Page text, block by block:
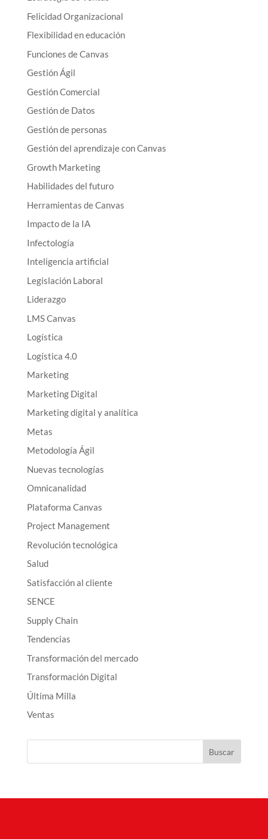
Felicidad Organizacional
Flexibilidad en educación
Funciones de Canvas
Gestión Ágil
Gestión Comercial
Gestión de Datos
Gestión de personas
Gestión del aprendizaje con Canvas
Growth Marketing
Habilidades del futuro
Herramientas de Canvas
Impacto de la IA
Infectología
Inteligencia artificial
Legislación Laboral
Liderazgo
LMS Canvas
Logística
Logística 4.0
Marketing
Marketing Digital
Marketing digital y analítica
Metas
Metodología Ágil
Nuevas tecnologías
Omnicanalidad
Plataforma Canvas
Project Management
Revolución tecnológica
Salud
Satisfacción al cliente
SENCE
Supply Chain
Tendencias
Transformación del mercado
Transformación Digital
Última Milla
Ventas
Buscar